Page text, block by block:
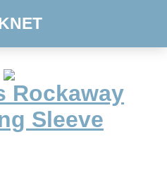
Rockaway
Sleeve